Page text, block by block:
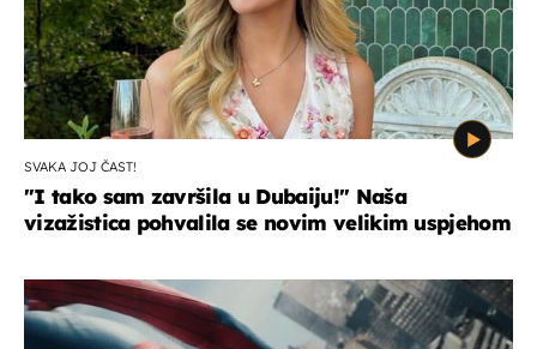
SVAKA JOJ ČAST!
"I tako sam završila u Dubaiju!" Naša
vizažistica pohvalila se novim velikim uspjehom